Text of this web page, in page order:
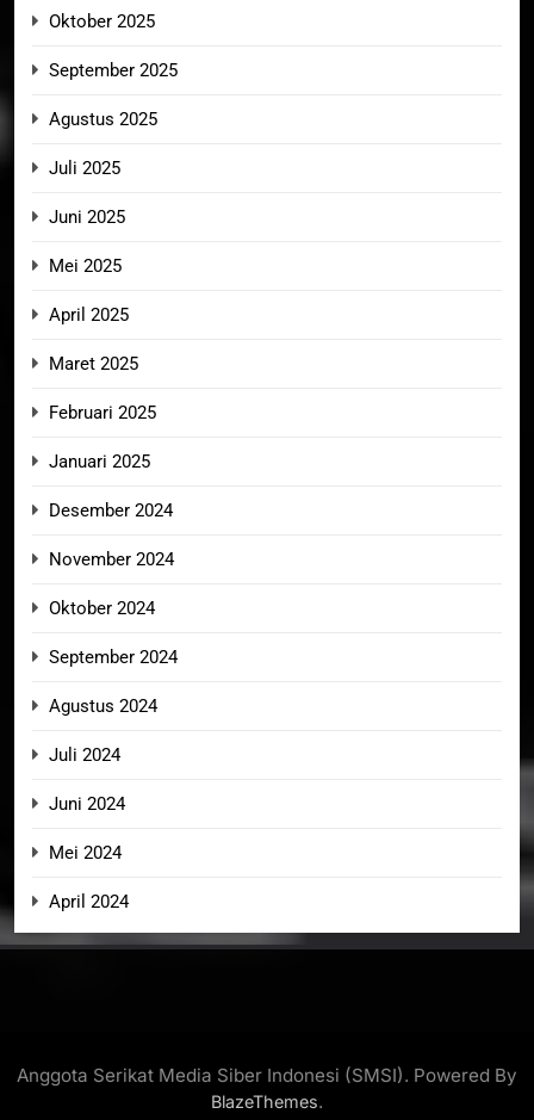
Oktober 2025
September 2025
Agustus 2025
Juli 2025
Juni 2025
Mei 2025
April 2025
Maret 2025
Februari 2025
Januari 2025
Desember 2024
November 2024
Oktober 2024
September 2024
Agustus 2024
Juli 2024
Juni 2024
Mei 2024
April 2024
Anggota Serikat Media Siber Indonesi (SMSI). Powered By
BlazeThemes.